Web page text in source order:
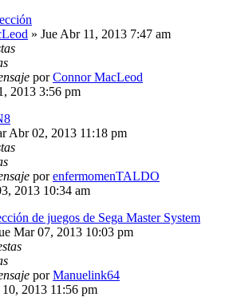
» Jue Abr 11, 2013 7:47 am
porConnor MacLeod
2013 3:56 pm
Abr 02, 2013 11:18 pm
porenfermomenTALDO
2013 10:34 am
de juegos de Sega Master System
Mar 07, 2013 10:03 pm
porManuelink64
2013 11:56 pm